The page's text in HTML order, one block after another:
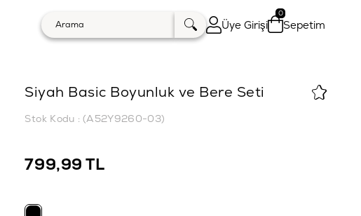
Üye Girişi Sepetim
0
Siyah Basic Boyunluk ve Bere Seti
Stok Kodu (A52Y9260-03)
799,99 TL